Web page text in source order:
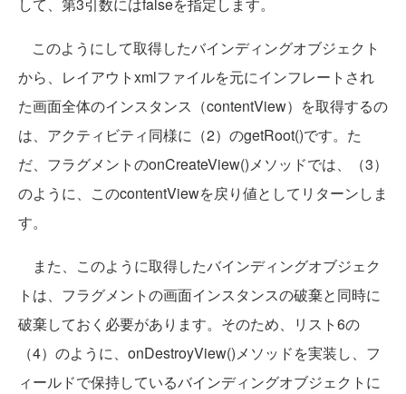
して、第3引数にはfalseを指定します。
このようにして取得したバインディングオブジェクト
から、レイアウトxmlファイルを元にインフレートされ
た画面全体のインスタンス（contentView）を取得するの
は、アクティビティ同様に（2）のgetRoot()です。た
だ、フラグメントのonCreateView()メソッドでは、（3）
のように、このcontentViewを戻り値としてリターンしま
す。
また、このように取得したバインディングオブジェク
トは、フラグメントの画面インスタンスの破棄と同時に
破棄しておく必要があります。そのため、リスト6の
（4）のように、onDestroyView()メソッドを実装し、フ
ィールドで保持しているバインディングオブジェクトに